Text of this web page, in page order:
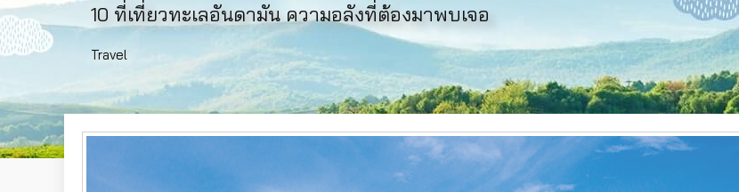
10 ที่เที่ยวทะเลอันดามัน ความอลังที่ต้องมาพบเจอ
Travel